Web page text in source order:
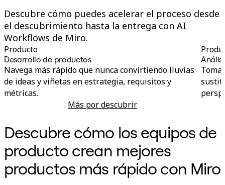
Descubre cómo puedes acelerar el proceso desde
el descubrimiento hasta la entrega con AI
Workflows de Miro.
Producto
Desarrollo de productos
Navega más rápido que nunca convirtiendo lluvias
de ideas y viñetas en estrategia, requisitos y
métricas.
Más por descubrirDesarrollo de productos
Descubre cómo los equipos de
producto crean mejores
productos más rápido con Miro